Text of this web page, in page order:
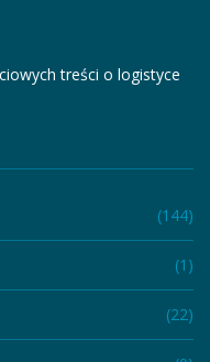
treści o logistyce
(144)
(1)
(22)